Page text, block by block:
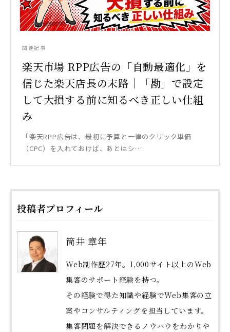
関連記事
楽天市場 RPP広告の「自動最適化」を
信じた楽天店長の末路｜「勘」で設定
して大損する前に知るべき正しい仕組
み
「楽天RPP広告は、最初に予算と一律のクリック単価
（CPC）を入れておけば、あとはシ…
投稿者プロフィール
筒井 章年
Web制作歴27年。1,000サイト以上のWeb
集客のサポート経験を持つ。
その経験で得た知識や経験でWeb集客の立
案やコンサルティングを担当しています。
集客問題を解決できるノウハウをわかりや